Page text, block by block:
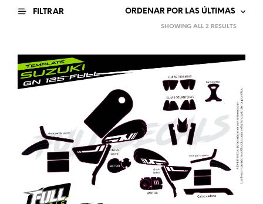
FILTRAR
SHOWING ALL 2 RESULTSSORTED
LATEST